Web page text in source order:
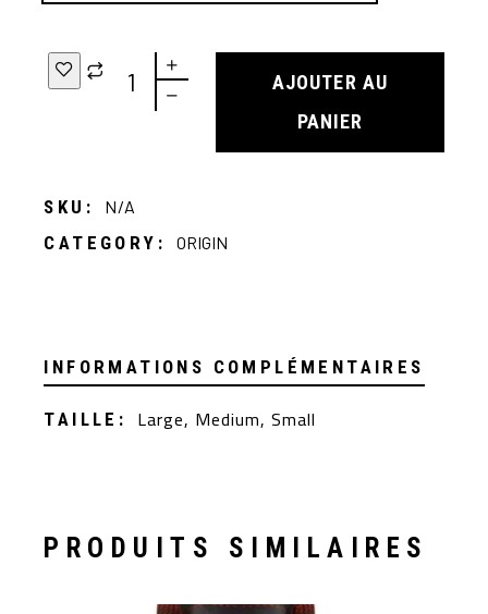
AJOUTER AU
PANIER
SKU: N/A
CATEGORY: ORIGIN
INFORMATIONS COMPLÉMENTAIRES
TAILLE Large, Medium, Small
PRODUITS SIMILAIRES